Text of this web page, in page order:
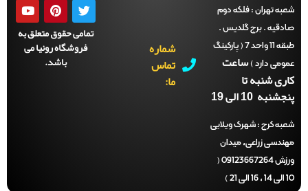
شعبه تهران :فلکه دوم
صادقیه . برج گلدیس .
طبقه 11 واحد 7 ( پارکینگ
عمومی دارد )ساعت
کاری شنبه تا
پنجشنبه 10 الی 19
شعبه کرج :شهرک ویلایی
مهندسی زراعی، میدان
ورزش 09123667264 (
10 الی 14 ، 16 الی 21 )
شماره
تماس
ما:
تمامی حقوق متعلق به
فروشگاه رونیا می
باشد.